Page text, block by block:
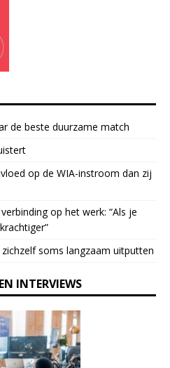
de beste duurzame match
op de WIA-instroom dan zij
op het werk: “Als je
soms langzaam uitputten
INTERVIEWS